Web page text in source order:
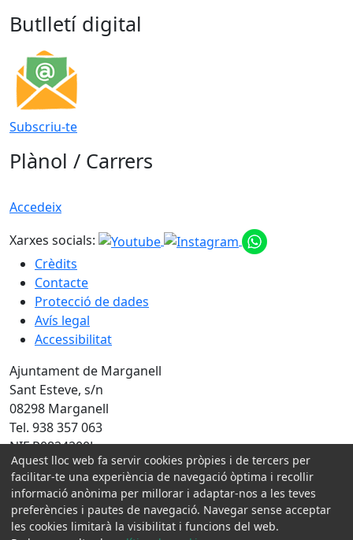
Butlletí digital
Subscriu-te
Plànol / Carrers
Accedeix
Xarxes socials:
Crèdits
Contacte
Protecció de dades
Avís legal
Accessibilitat
Ajuntament de Marganell
Sant Esteve, s/n
08298 Marganell
Tel. 938 357 063
NIF P0824200J
Amb la col·laboració de:
Aquest lloc web fa servir cookies pròpies i de tercers per
facilitar-te una experiència de navegació òptima i recollir
informació anònima per millorar i adaptar-nos a les teves
preferències i pautes de navegació. Navegar sense acceptar
les cookies limitarà la visibilitat i funcions del web.